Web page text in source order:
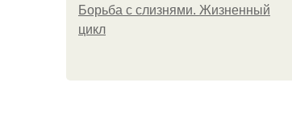
Борьба с слизнями. Жизненный
цикл